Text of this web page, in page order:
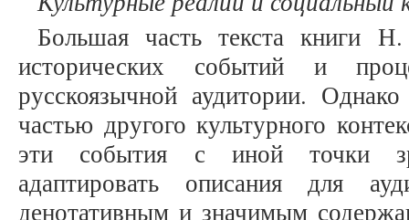
Большая часть текста книги
исторических событий и
русскоязычной аудитории.
частью другого культурного
эти события с иной точки
адаптировать описания для
денотативным и значимым